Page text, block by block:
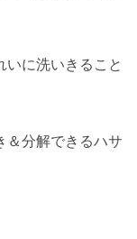
いに洗いきること
＆分解できるハサ